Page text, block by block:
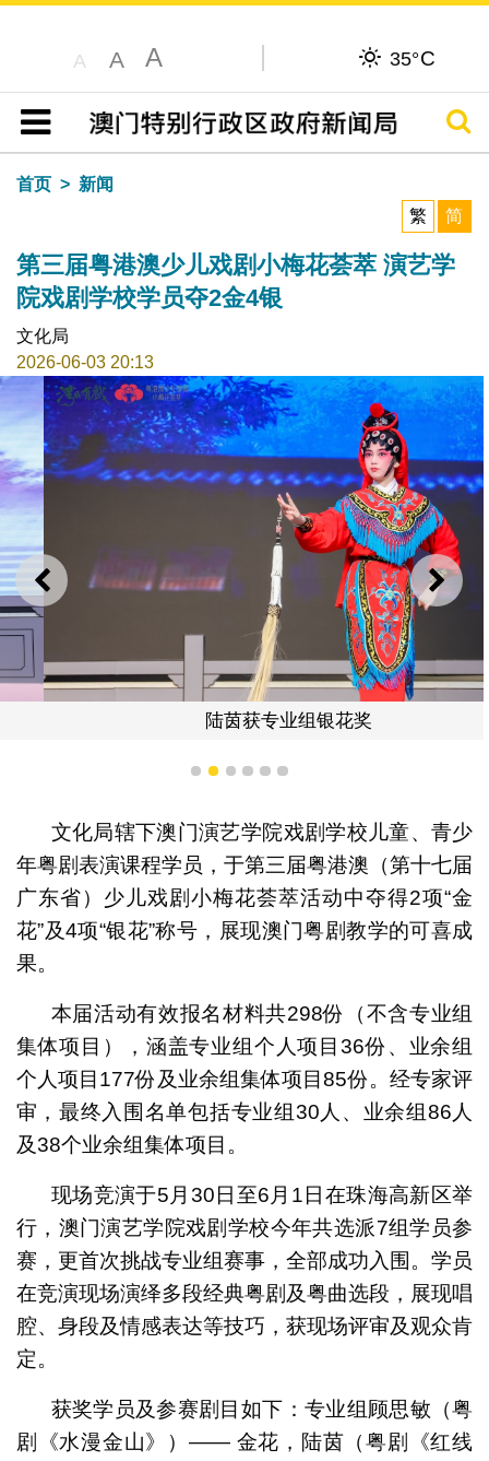
A A A 35°C
目录
搜寻
首页
新闻
繁
简
第三届粤港澳少儿戏剧小梅花荟萃 演艺学
院戏剧学校学员夺2金4银
文化局
2026-06-03 20:13
上一则 下一
陆茵获专业组银花奖
1 2 3 4 5 6
文化局辖下澳门演艺学院戏剧学校儿童、青少
年粤剧表演课程学员，于第三届粤港澳（第十七届
广东省）少儿戏剧小梅花荟萃活动中夺得2项“金
花”及4项“银花”称号，展现澳门粤剧教学的可喜成
果。
本届活动有效报名材料共298份（不含专业组
集体项目），涵盖专业组个人项目36份、业余组
个人项目177份及业余组集体项目85份。经专家评
审，最终入围名单包括专业组30人、业余组86人
及38个业余组集体项目。
现场竞演于5月30日至6月1日在珠海高新区举
行，澳门演艺学院戏剧学校今年共选派7组学员参
赛，更首次挑战专业组赛事，全部成功入围。学员
在竞演现场演绎多段经典粤剧及粤曲选段，展现唱
腔、身段及情感表达等技巧，获现场评审及观众肯
定。
获奖学员及参赛剧目如下：专业组顾思敏（粤
剧《水漫金山》）—— 金花，陆茵（粤剧《红线